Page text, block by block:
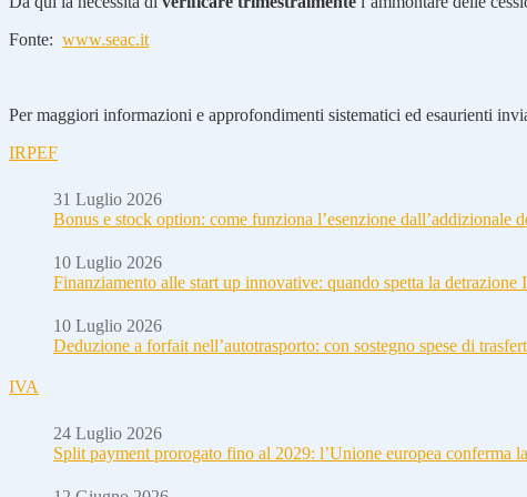
Fonte: www.seac.it
Per maggiori informazioni e approfondimenti sistematici ed esaurienti
IRPEF
31 Luglio 2026
Bonus e stock option: come funziona l’esenzione dall’addizionale
10 Luglio 2026
Finanziamento alle start up innovative: quando spetta la detrazione
10 Luglio 2026
Deduzione a forfait nell’autotrasporto: con sostegno spese di
IVA
24 Luglio 2026
Split payment prorogato fino al 2029: l’Unione europea conferma